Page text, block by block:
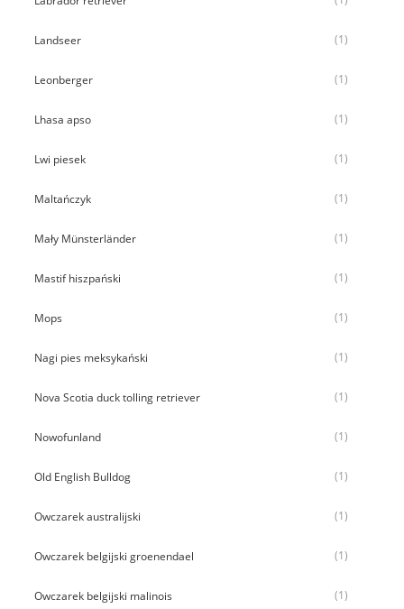
Landseer (1)
Leonberger (1)
Lhasa apso (1)
Lwi piesek (1)
Maltańczyk (1)
Mały Münsterländer (1)
Mastif hiszpański (1)
Mops (1)
Nagi pies meksykański (1)
Nova Scotia duck tolling retriever (1)
Nowofunland (1)
Old English Bulldog (1)
Owczarek australijski (1)
Owczarek belgijski groenendael (1)
Owczarek belgijski malinois (1)